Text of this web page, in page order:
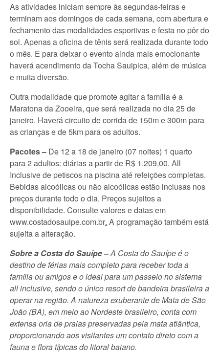
As atividades iniciam sempre às segundas-feiras e
terminam aos domingos de cada semana, com abertura e
fechamento das modalidades esportivas e festa no pôr do
sol. Apenas a oficina de tênis será realizada durante todo
o mês. E para deixar o evento ainda mais emocionante
haverá acendimento da Tocha Sauipica, além de música
e muita diversão.
Outra modalidade que promote agitar a família é a
Maratona da Zooeira, que será realizada no dia 25 de
janeiro. Haverá circuito de corrida de 150m e 300m para
as crianças e de 5km para os adultos.
Pacotes – De 12 a 18 de janeiro (07 noites) 1 quarto
para 2 adultos: diárias a partir de R$ 1.209,00. All
Inclusive de petiscos na piscina até refeições completas.
Bebidas alcoólicas ou não alcoólicas estão inclusas nos
preços durante todo o dia. Preços sujeitos a
disponibilidade. Consulte valores e datas em
www.costadosauipe.com.br. A programação também está
sujeita a alteração.
Sobre a Costa do Sauípe –A Costa do Sauípe é o
destino de férias mais completo para receber toda a
família ou amigos e o ideal para um passeio no sistema
all inclusive, sendo o único resort de bandeira brasileira a
operar na região. A natureza exuberante de Mata de São
João (BA), em meio ao Nordeste brasileiro, conta com
extensa orla de praias preservadas pela mata atlântica,
proporcionando aos visitantes um contato direto com a
fauna e flora típicas do litoral baiano.